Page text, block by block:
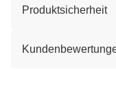
Produktsicherheit